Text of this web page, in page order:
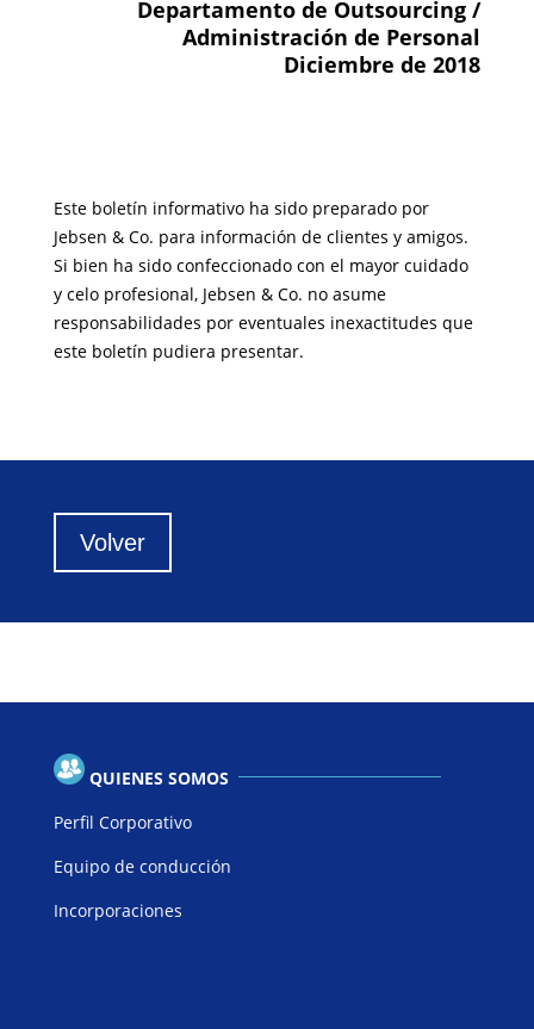
Departamento de Outsourcing /
Administración de Personal
Diciembre de 2018
Este boletín informativo ha sido preparado por
Jebsen & Co. para información de clientes y amigos.
Si bien ha sido confeccionado con el mayor cuidado
y celo profesional, Jebsen & Co. no asume
responsabilidades por eventuales inexactitudes que
este boletín pudiera presentar.
Volver
QUIENES SOMOS
Perfil Corporativo
Equipo de conducción
Incorporaciones